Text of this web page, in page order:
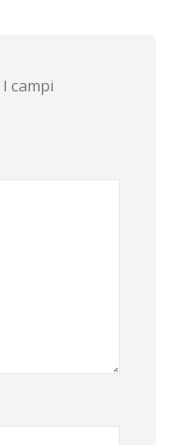
I campi